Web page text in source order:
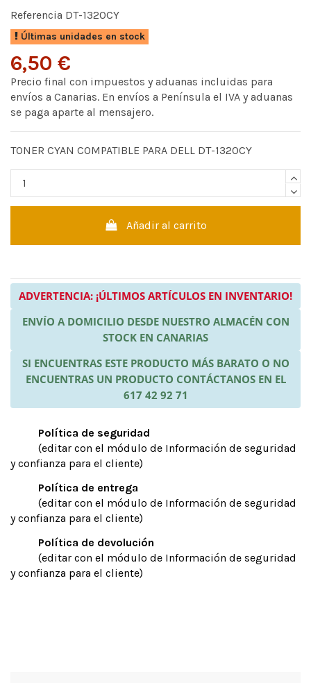
Referencia DT-1320CY
Últimas unidades en stock
6,50 €
Precio final con impuestos y aduanas incluidas para
envíos a Canarias. En envíos a Península el IVA y aduanas
se paga aparte al mensajero.
TONER CYAN COMPATIBLE PARA DELL DT-1320CY
Añadir al carrito
ADVERTENCIA: ¡ÚLTIMOS ARTÍCULOS EN INVENTARIO!
ENVÍO A DOMICILIO DESDE NUESTRO ALMACÉN CON
STOCK EN CANARIAS
SI ENCUENTRAS ESTE PRODUCTO MÁS BARATO O NO
ENCUENTRAS UN PRODUCTO CONTÁCTANOS EN EL
617 42 92 71
Política de seguridad
(editar con el módulo de Información de seguridad
y confianza para el cliente)
Política de entrega
(editar con el módulo de Información de seguridad
y confianza para el cliente)
Política de devolución
(editar con el módulo de Información de seguridad
y confianza para el cliente)